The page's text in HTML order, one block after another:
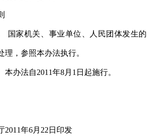
机关、事业单位、人民团体发生的
理，参照本办法执行。
法自2011年8月1日起施行。
2011年6月22日印发